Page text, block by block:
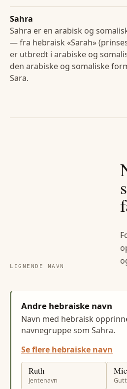
Sahra
Sahra er en arabisk og
— fra hebraisk «Sarah»
er utbredt i arabiske og
den arabiske og somaliske
Sara.
LIGNENDE NAVN
Andre hebraiske navn
Navn med hebraisk
navnegruppe som Sahra.
Se flere hebraiske navn
Ruth
Jentenavn